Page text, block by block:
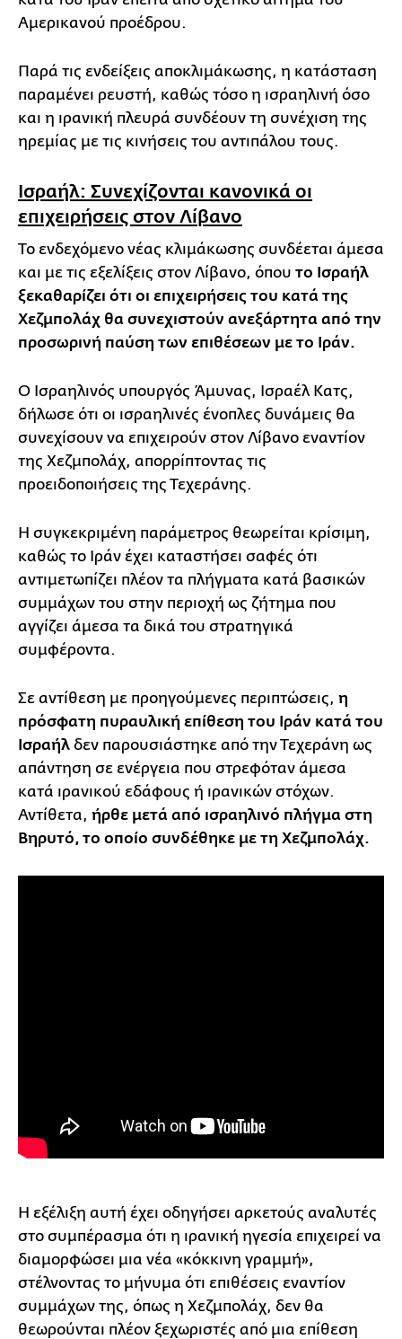
Αμερικανού προέδρου.
Παρά τις ενδείξεις αποκλιμάκωσης, η κατάσταση
παραμένει ρευστή, καθώς τόσο η ισραηλινή όσο
και η ιρανική πλευρά συνδέουν τη συνέχιση της
ηρεμίας με τις κινήσεις του αντιπάλου τους.
Ισραήλ: Συνεχίζονται κανονικά οι
επιχειρήσεις στον Λίβανο
Το ενδεχόμενο νέας κλιμάκωσης συνδέεται άμεσα
και με τις εξελίξεις στον Λίβανο, όπου το Ισραήλ
ξεκαθαρίζει ότι οι επιχειρήσεις του κατά της
Χεζμπολάχ θα συνεχιστούν ανεξάρτητα από την
προσωρινή παύση των επιθέσεων με το Ιράν.
Ο Ισραηλινός υπουργός Άμυνας, Ισραέλ Κατς,
δήλωσε ότι οι ισραηλινές ένοπλες δυνάμεις θα
συνεχίσουν να επιχειρούν στον Λίβανο εναντίον
της Χεζμπολάχ, απορρίπτοντας τις
προειδοποιήσεις της Τεχεράνης.
Η συγκεκριμένη παράμετρος θεωρείται κρίσιμη,
καθώς το Ιράν έχει καταστήσει σαφές ότι
αντιμετωπίζει πλέον τα πλήγματα κατά βασικών
συμμάχων του στην περιοχή ως ζήτημα που
αγγίζει άμεσα τα δικά του στρατηγικά
συμφέροντα.
Σε αντίθεση με προηγούμενες περιπτώσεις, η
πρόσφατη πυραυλική επίθεση του Ιράν κατά του
Ισραήλ δεν παρουσιάστηκε από την Τεχεράνη ως
απάντηση σε ενέργεια που στρεφόταν άμεσα
κατά ιρανικού εδάφους ή ιρανικών στόχων.
Αντίθετα, ήρθε μετά από ισραηλινό πλήγμα στη
Βηρυτό, το οποίο συνδέθηκε με τη Χεζμπολάχ.
Η εξέλιξη αυτή έχει οδηγήσει αρκετούς αναλυτές
στο συμπέρασμα ότι η ιρανική ηγεσία επιχειρεί να
διαμορφώσει μια νέα «κόκκινη γραμμή»,
στέλνοντας το μήνυμα ότι επιθέσεις εναντίον
συμμάχων της, όπως η Χεζμπολάχ, δεν θα
θεωρούνται πλέον ξεχωριστές από μια επίθεση